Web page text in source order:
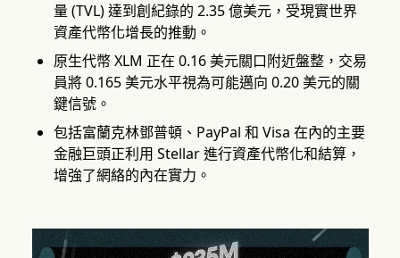
量 (TVL) 達到創紀錄的 2.35 億美元，受現實世界
資產代幣化增長的推動。
原生代幣 XLM 正在 0.16 美元關口附近盤整，交易
員將 0.165 美元水平視為可能邁向 0.20 美元的關
鍵信號。
包括富蘭克林鄧普頓、PayPal 和 Visa 在內的主要
金融巨頭正利用 Stellar 進行資產代幣化和結算，
增強了網絡的內在實力。